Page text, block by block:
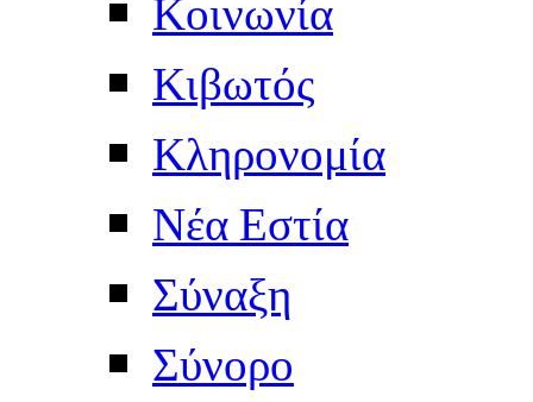
Κιβωτός
Κληρονομία
Νέα Εστία
Σύναξη
Σύνορο